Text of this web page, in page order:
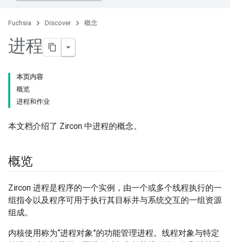
Fuchsia Discover 概念
进程
本页内容
概览
进程和作业
本文档介绍了 Zircon 中进程的概念。
概览
Zircon 进程是程序的一个实例，由一个或多个线程执行的一
组指令以及程序可用于执行其目标并与系统交互的一组资源
组成。
内核使用称为“进程对象”的功能管理进程。线程对象与特定